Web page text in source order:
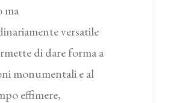
ma
versatile
di dare forma a
monumentali e al
effimere,